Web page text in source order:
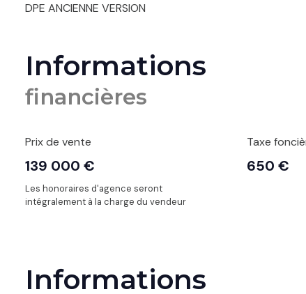
DPE ANCIENNE VERSION
Informations
financières
Prix de vente
139 000 €
Les honoraires d'agence seront
intégralement à la charge du vendeur
Taxe
650 €
Informations